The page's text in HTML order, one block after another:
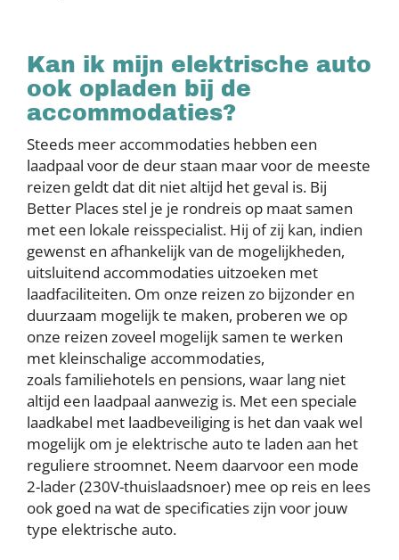
Kan ik mijn elektrische auto
ook opladen bij de
accommodaties?
Steeds meer accommodaties hebben een
laadpaal voor de deur staan maar voor de meeste
reizen geldt dat dit niet altijd het geval is. Bij
Better Places stel je je rondreis op maat samen
met een lokale reisspecialist. Hij of zij kan, indien
gewenst en afhankelijk van de mogelijkheden,
uitsluitend accommodaties uitzoeken met
laadfaciliteiten. Om onze reizen zo bijzonder en
duurzaam mogelijk te maken, proberen we op
onze reizen zoveel mogelijk samen te werken
met kleinschalige accommodaties,
zoals familiehotels en pensions, waar lang niet
altijd een laadpaal aanwezig is. Met een speciale
laadkabel met laadbeveiliging is het dan vaak wel
mogelijk om je elektrische auto te laden aan het
reguliere stroomnet. Neem daarvoor een mode
2-lader (230V-thuislaadsnoer) mee op reis en lees
ook goed na wat de specificaties zijn voor jouw
type elektrische auto.